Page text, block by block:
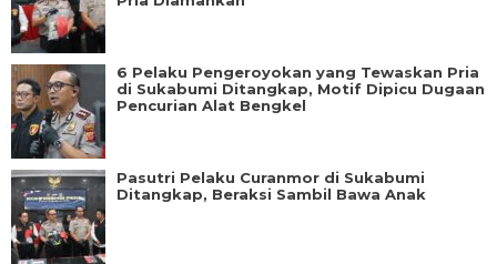
6 Pelaku Pengeroyokan yang Tewaskan Pria
di Sukabumi Ditangkap, Motif Dipicu Dugaan
Pencurian Alat Bengkel
Pasutri Pelaku Curanmor di Sukabumi
Ditangkap, Beraksi Sambil Bawa Anak